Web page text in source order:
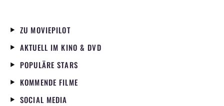
ZU MOVIEPILOT
AKTUELL IM KINO & DVD
POPULÄRE STARS
KOMMENDE FILME
SOCIAL MEDIA